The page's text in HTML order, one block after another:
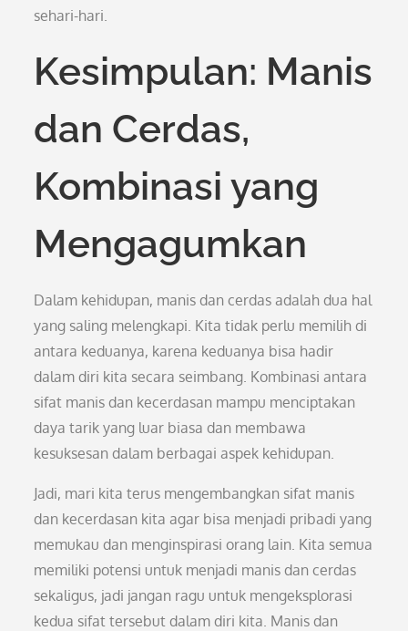
sehari-hari.
Kesimpulan: Manis
dan Cerdas,
Kombinasi yang
Mengagumkan
Dalam kehidupan, manis dan cerdas adalah dua hal
yang saling melengkapi. Kita tidak perlu memilih di
antara keduanya, karena keduanya bisa hadir
dalam diri kita secara seimbang. Kombinasi antara
sifat manis dan kecerdasan mampu menciptakan
daya tarik yang luar biasa dan membawa
kesuksesan dalam berbagai aspek kehidupan.
Jadi, mari kita terus mengembangkan sifat manis
dan kecerdasan kita agar bisa menjadi pribadi yang
memukau dan menginspirasi orang lain. Kita semua
memiliki potensi untuk menjadi manis dan cerdas
sekaligus, jadi jangan ragu untuk mengeksplorasi
kedua sifat tersebut dalam diri kita. Manis dan